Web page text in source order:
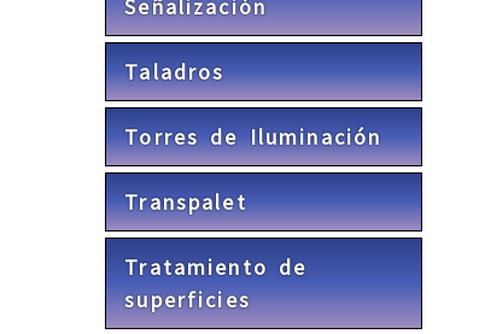
Señalización
Taladros
Torres de Iluminación
Transpalet
Tratamiento de
superficies